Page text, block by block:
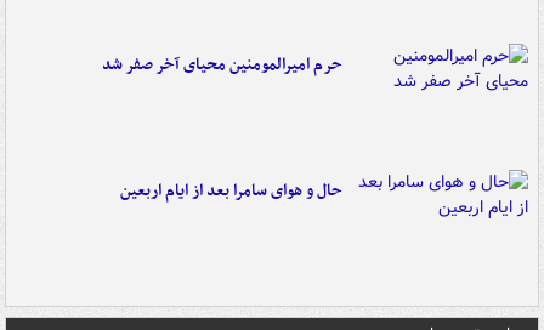
حرم امیرالمومنین محیای آخر صفر شد
حال و هوای سامرا بعد از ایام اربعین